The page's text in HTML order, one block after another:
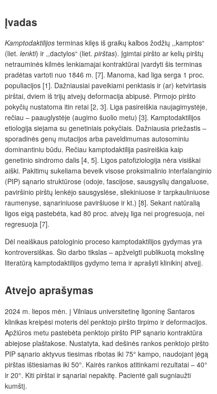
Įvadas
Kamptodaktilijos terminas kilęs iš graikų kalbos žodžių ,,kamptos“
(liet. lenkti) ir ,,dactylos“ (liet. pirštas). Įgimtai piršto ar kelių pirštų
netrauminės kilmės lenkiamajai kontraktūrai įvardyti šis terminas
pradėtas vartoti nuo 1846 m. [7]. Manoma, kad liga serga 1 proc.
populiacijos [1]. Dažniausiai paveikiami penktasis ir (ar) ketvirtasis
pirštai, dviem iš trijų atvejų deformacija abipusė. Pirmojo piršto
pokyčių nustatoma itin retai [2, 3]. Liga pasireiškia naujagimystėje,
rečiau – paauglystėje (augimo šuolio metu) [3]. Kamptodaktilijos
etiologija siejama su genetiniais pokyčiais. Dažniausia priežastis –
sporadinės genų mutacijos arba paveldimumas autosominiu
dominantiniu būdu. Rečiau kamptodaktilija pasireiškia kaip
genetinio sindromo dalis [4, 5]. Ligos patofiziologija nėra visiškai
aiški. Pakitimų sukeliama beveik visose proksimalinio interfalanginio
(PIP) sąnario struktūrose (odoje, fascijose, sausgyslių dangaluose,
paviršinio pirštų lenkėjo sausgyslėse, sliekiniuose ir tarpkauliniuose
raumenyse, sąnariniuose paviršiuose ir kt.) [8]. Sekant natūralią
ligos eigą pastebėta, kad 80 proc. atvejų liga nei progresuoja, nei
regresuoja [7].
Dėl neaiškaus patologinio proceso kamptodaktilijos gydymas yra
kontroversiškas. Šio darbo tikslas – apžvelgti publikuotą mokslinę
literatūrą kamptodaktilijos gydymo tema ir aprašyti klinikinį atvejį.
Atvejo aprašymas
2024 m. liepos mėn. į Vilniaus universitetinę ligoninę Santaros
klinikas kreipėsi moteris dėl penktojo piršto tirpimo ir deformacijos.
Apžiūros metu pastebėta penktojo piršto PIP sąnario kontraktūra
abiejose plaštakose. Nustatyta, kad dešinės rankos penktojo piršto
PIP sąnario aktyvus tiesimas ribotas iki 75° kampo, naudojant jėgą
pirštas ištiesiamas iki 50°. Kairės rankos atitinkami rezultatai – 40°
ir 20°. Kiti pirštai ir sąnariai nepakitę. Pacientė gali sugniaužti
kumštį.